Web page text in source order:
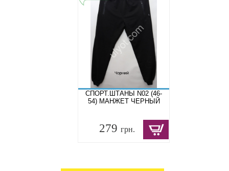
СПОРТ.ШТАНЫ N02 (46-
54) МАНЖЕТ ЧЕРНЫЙ
279 грн.